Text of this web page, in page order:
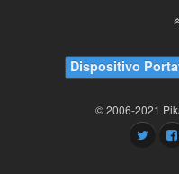
Dispositivo
© 2006-2021